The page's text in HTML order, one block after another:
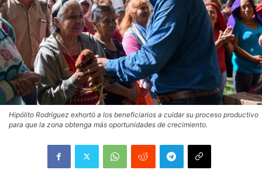
Hipólito Rodríguez exhortó a los beneficiarios a cuidar su proceso productivo
para que la zona obtenga más oportunidades de crecimiento.